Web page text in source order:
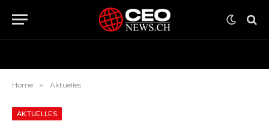
Home » Aktuelles
AKTUELLES